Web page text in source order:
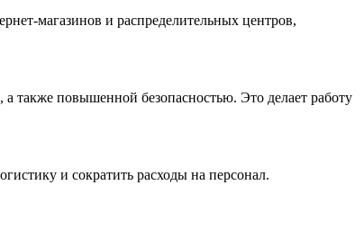
магазинов и распределительных центров,
также повышенной безопасностью. Это делает работу
и сократить расходы на персонал.